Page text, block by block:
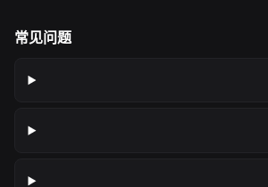
常见问题